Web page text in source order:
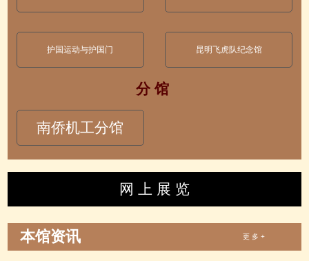
护国运动与护国门 昆明飞虎队纪念馆
分 馆
南侨机工分馆
网 上 展 览
本馆资讯 更 多 +